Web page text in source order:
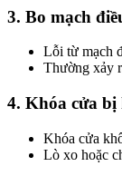
3. Bo mạch
Lỗi từ mạch
Thường xảy
4. Khóa cửa bị
Khóa cửa
Lò xo hoặc